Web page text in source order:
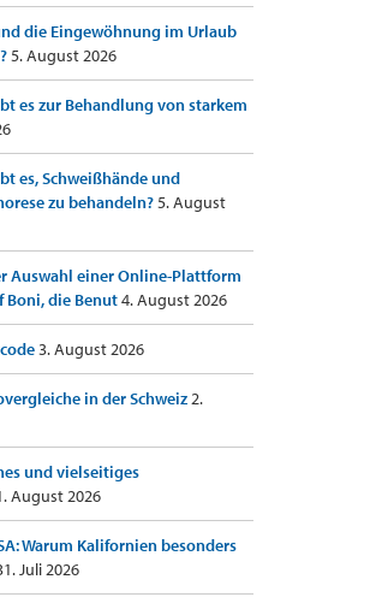
die Eingewöhnung im Urlaub
5. August 2026
es zur Behandlung von starkem
es, Schweißhände und
zu behandeln?5. August
Auswahl einer Online-Plattform
Boni, die Benut4. August 2026
3. August 2026
in der Schweiz2.
und vielseitiges
August 2026
Warum Kalifornien besonders
Juli 2026